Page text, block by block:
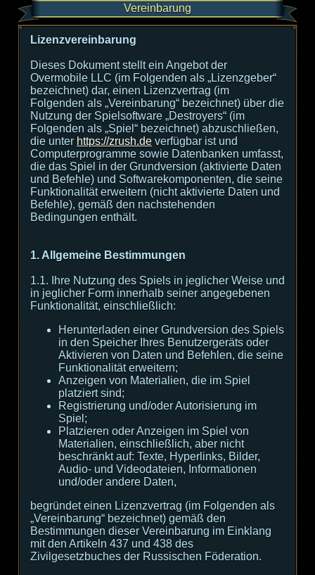
Vereinbarung
Lizenzvereinbarung
Dieses Dokument stellt ein Angebot der
Overmobile LLC (im Folgenden als „Lizenzgeber“
bezeichnet) dar, einen Lizenzvertrag (im
Folgenden als „Vereinbarung“ bezeichnet) über die
Nutzung der Spielsoftware „Destroyers“ (im
Folgenden als „Spiel“ bezeichnet) abzuschließen,
die unter https://zrush.de verfügbar ist und
Computerprogramme sowie Datenbanken umfasst,
die das Spiel in der Grundversion (aktivierte Daten
und Befehle) und Softwarekomponenten, die seine
Funktionalität erweitern (nicht aktivierte Daten und
Befehle), gemäß den nachstehenden
Bedingungen enthält.
1. Allgemeine Bestimmungen
1.1. Ihre Nutzung des Spiels in jeglicher Weise und
in jeglicher Form innerhalb seiner angegebenen
Funktionalität, einschließlich:
Herunterladen einer Grundversion des Spiels
in den Speicher Ihres Benutzergeräts oder
Aktivieren von Daten und Befehlen, die seine
Funktionalität erweitern;
Anzeigen von Materialien, die im Spiel
platziert sind;
Registrierung und/oder Autorisierung im
Spiel;
Platzieren oder Anzeigen im Spiel von
Materialien, einschließlich, aber nicht
beschränkt auf: Texte, Hyperlinks, Bilder,
Audio- und Videodateien, Informationen
und/oder andere Daten,
begründet einen Lizenzvertrag (im Folgenden als
„Vereinbarung“ bezeichnet) gemäß den
Bestimmungen dieser Vereinbarung im Einklang
mit den Artikeln 437 und 438 des
Zivilgesetzbuches der Russischen Föderation.